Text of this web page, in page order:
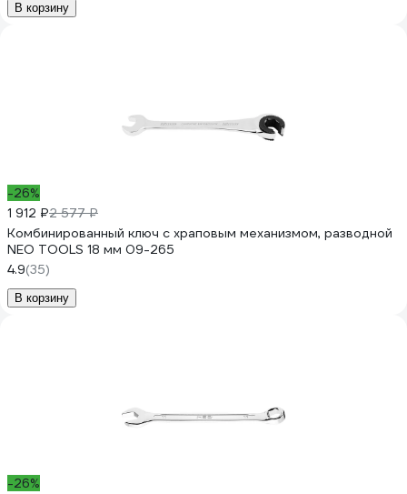
В корзину
-26%
1 912 ₽2 577 ₽
Комбинированный ключ с храповым механизмом, разводной
NEO TOOLS 18 мм 09-265
4.9(35)
В корзину
-26%